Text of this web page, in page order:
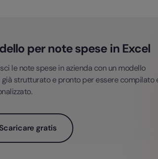
per note spese in Excel
le note spese in azienda con un modello
già strutturato e pronto per essere compilato
Scaricare gratis